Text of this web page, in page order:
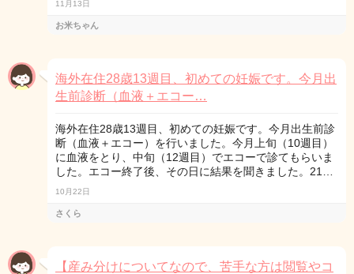
11月13日
お米ちゃん
海外在住28歳13週目、初めての妊娠です。今月出
生前診断（血液＋エコー…
海外在住28歳13週目、初めての妊娠です。今月出生前診
断（血液＋エコー）を行いました。今月上旬（10週目）
に血液をとり、中旬（12週目）でエコーで診てもらいま
した。エコー終了後、その日に結果を聞きました。21…
10月22日
さくら
【産み分けについてなので、苦手な方は閲覧やコ